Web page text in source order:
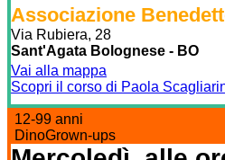
Associazione
Via Rubiera, 28
Sant'Agata Bolognese - BO
Vai alla mappa
Scopri il corso di Paola
12-99 anni
DinoGrown-ups